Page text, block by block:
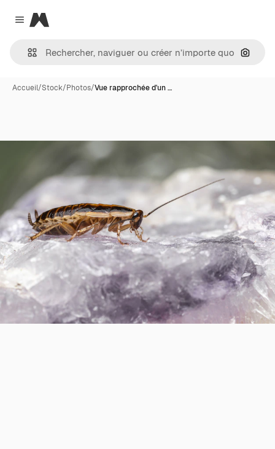
Close menu
Magnific
Accueil/Stock/Photos/Vue rapprochée d'un …